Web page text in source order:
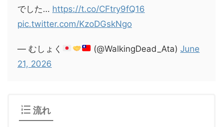
でした… https://t.co/CFtry9fQ16
pic.twitter.com/KzoDGskNgo
— むしょく (@WalkingDead_Ata)June
21, 2026
流れ